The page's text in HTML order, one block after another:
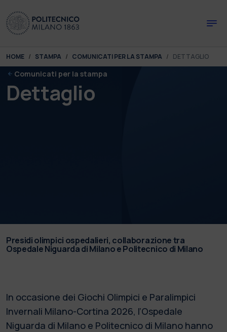
You are here:
HOME STAMPA COMUNICATI PER LA STAMPA DETTAGLIO
Comunicati per la stampa
Dettaglio
Presidi olimpici ospedalieri, collaborazione tra
Ospedale Niguarda di Milano e Politecnico di Milano
In occasione dei Giochi Olimpici e Paralimpici
Invernali Milano-Cortina 2026, l’Ospedale
Niguarda di Milano e Politecnico di Milano hanno